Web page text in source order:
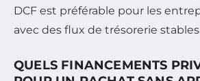
DCF est préférable pour les
avec des flux de trésorerie
QUELS FINANCEMENTS